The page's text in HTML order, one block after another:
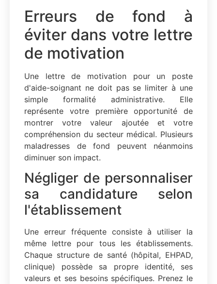
Erreurs de fond à
éviter dans votre lettre
de motivation
Une lettre de motivation pour un poste
d'aide-soignant ne doit pas se limiter à une
simple formalité administrative. Elle
représente votre première opportunité de
montrer votre valeur ajoutée et votre
compréhension du secteur médical. Plusieurs
maladresses de fond peuvent néanmoins
diminuer son impact.
Négliger de personnaliser
sa candidature selon
l'établissement
Une erreur fréquente consiste à utiliser la
même lettre pour tous les établissements.
Chaque structure de santé (hôpital, EHPAD,
clinique) possède sa propre identité, ses
valeurs et ses besoins spécifiques. Prenez le